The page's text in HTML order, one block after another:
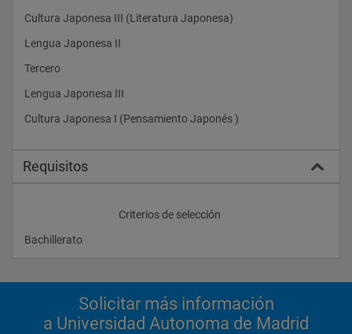
Cultura Japonesa III (Literatura Japonesa)
Lengua Japonesa II
Tercero
Lengua Japonesa III
Cultura Japonesa I (Pensamiento Japonés )
Requisitos
					Criterios de selección
Bachillerato
Solicitar más información
a Universidad Autonoma de Madrid